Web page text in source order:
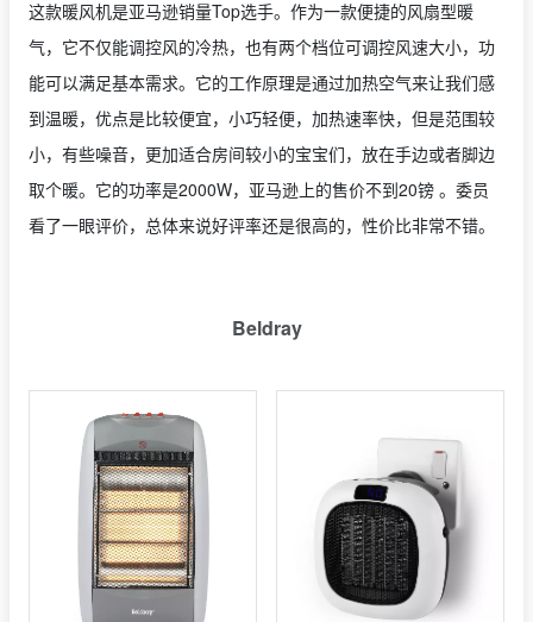
这款暖风机是亚马逊销量Top选手。作为一款便捷的风扇型暖
气，它不仅能调控风的冷热，也有两个档位可调控风速大小，功
能可以满足基本需求。它的工作原理是通过加热空气来让我们感
到温暖，优点是比较便宜，小巧轻便，加热速率快，但是范围较
小，有些噪音，更加适合房间较小的宝宝们，放在手边或者脚边
取个暖。它的功率是2000W，亚马逊上的售价不到20镑 。委员
看了一眼评价，总体来说好评率还是很高的，性价比非常不错。
Beldray